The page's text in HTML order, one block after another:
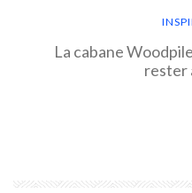
La cabane
rester